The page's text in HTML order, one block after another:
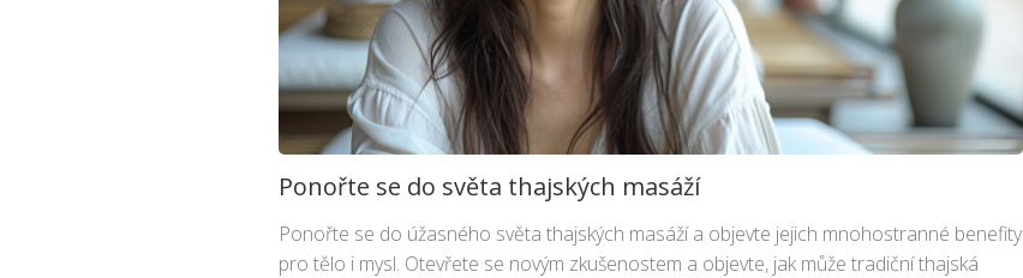
Ponořte se do světa thajských masáží
Ponořte se do úžasného světa thajských masáží a objevte jejich mnohostranné benefity
pro tělo i mysl. Otevřete se novým zkušenostem a objevte, jak může tradiční thajská